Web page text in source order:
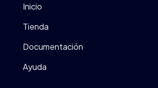
Inicio
Tienda
Documentación
Ayuda